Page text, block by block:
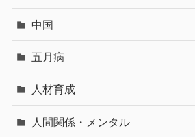
中国
五月病
人材育成
人間関係・メンタル